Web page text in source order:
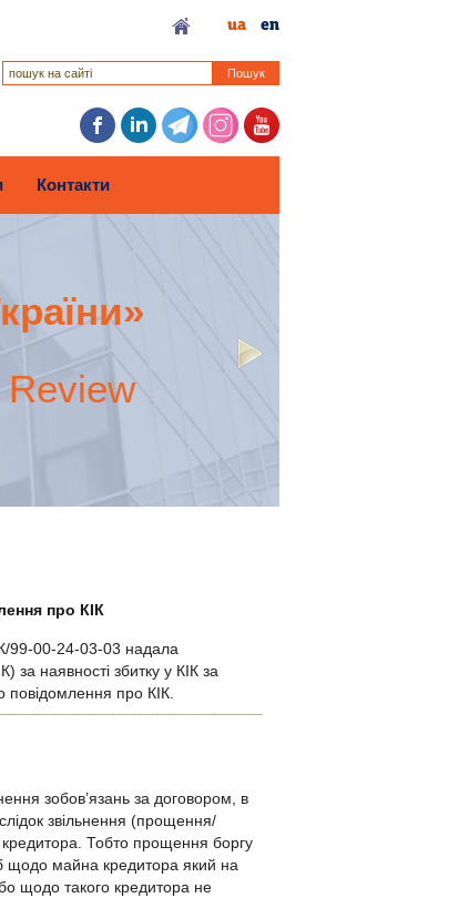
ua en
Пошук
Контакти
про КІК
99-00-24-03-03 надала
наявності збитку у КІК за
повідомлення про КІК.
зобов’язань за договором, в
звільнення (прощення/
Тобто прощення боргу
щодо майна кредитора який на
щодо такого кредитора не